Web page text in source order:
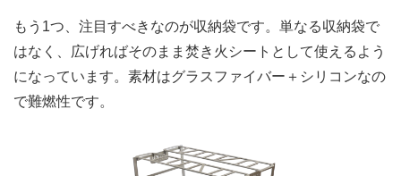
もう1つ、注目すべきなのが収納袋です。単なる収納袋で
はなく、広げればそのまま焚き火シートとして使えるよう
になっています。素材はグラスファイバー＋シリコンなの
で難燃性です。